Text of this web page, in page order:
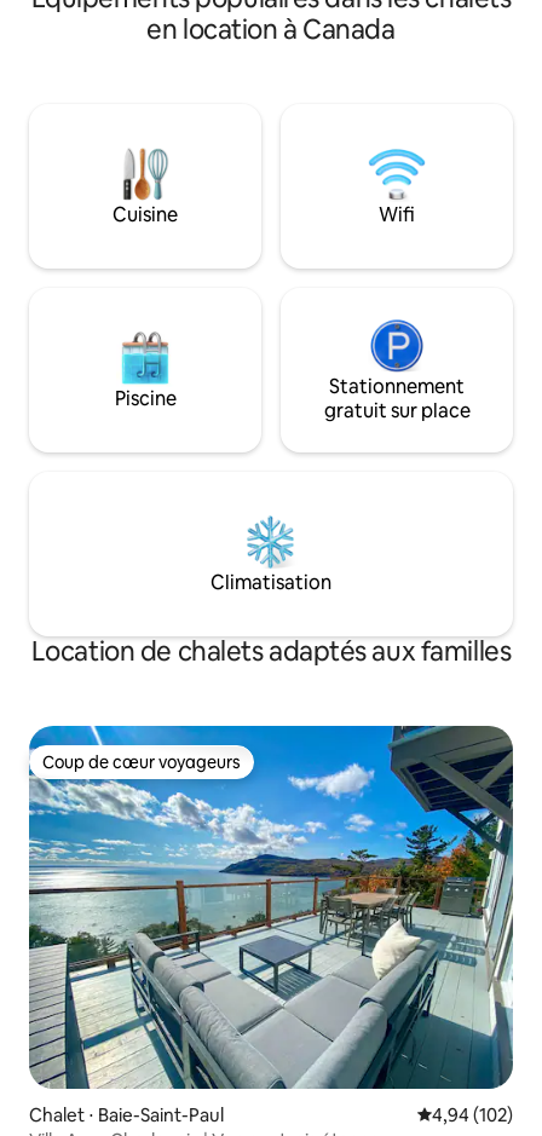
vallée et les montagnes, ainsi que des
couchers de soleil à couper le souffle
toute saison, découvrant ainsi un paradis
naturel à chaque pas.
intérieur/
vitesse. Intimité
panorama sur la
proximité: lacs,
en location à Canada
Cuisine Wifi
Piscine
Stationnement
gratuit sur place
Climatisation
Location de chalets adaptés aux familles
Coup de cœur voyageurs
Coup de cœur voyageurs
Chalet ⋅ Baie-Saint-Paul Évaluation
4,94 (102)